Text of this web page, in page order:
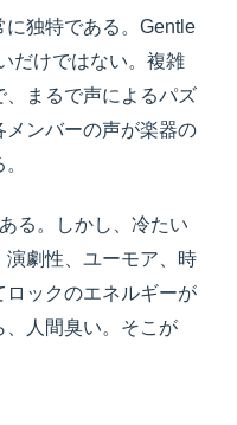
に独特である。Gentle
だけではない。複雑
、まるで声によるパズ
メンバーの声が楽器の
る。しかし、冷たい
演劇性、ユーモア、時
ロックのエネルギーが
、人間臭い。そこが